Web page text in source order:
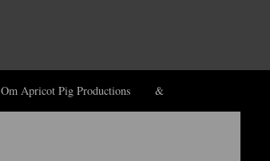
Om Apricot Pig Productions &